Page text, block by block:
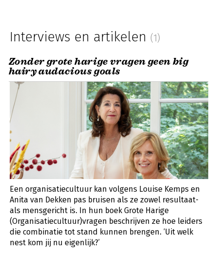
Interviews en artikelen (1)
Zonder grote harige vragen geen big
hairy audacious goals
Een organisatiecultuur kan volgens Louise Kemps en
Anita van Dekken pas bruisen als ze zowel resultaat-
als mensgericht is. In hun boek Grote Harige
(Organisatiecultuur)vragen beschrijven ze hoe leiders
die combinatie tot stand kunnen brengen. ‘Uit welk
nest kom jij nu eigenlijk?’